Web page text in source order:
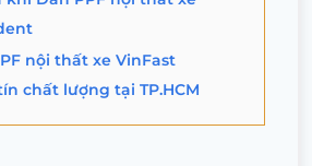
nội thất xe VinFast
chất lượng tại TP.HCM